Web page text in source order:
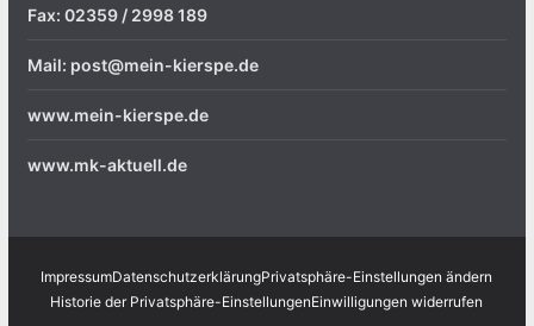
Fax: 02359 / 2998 189
Mail: post@mein-kierspe.de
www.mein-kierspe.de
www.mk-aktuell.de
ImpressumDatenschutzerklärungPrivatsphäre-Einstellungen ändern
Historie der Privatsphäre-EinstellungenEinwilligungen widerrufen